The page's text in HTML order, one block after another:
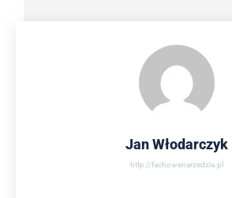
Jan Włodarczyk
http://fachowenarzedzia.pl